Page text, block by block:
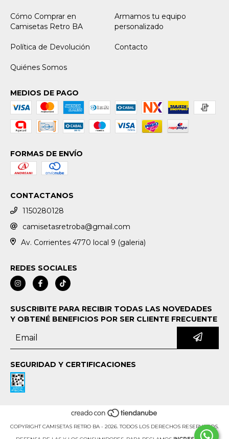
Cómo Comprar en
Camisetas Retro BA
Armamos tu equipo
personalizado
Política de Devolución Contacto
Quiénes Somos
MEDIOS DE PAGO
FORMAS DE ENVÍO
CONTACTANOS
1150280128
camisetasretroba@gmail.com
Av. Corrientes 4770 local 9 (galeria)
REDES SOCIALES
SUSCRIBITE PARA RECIBIR TODAS LAS NOVEDADES
Y OBTENÉ BENEFICIOS POR SER CLIENTE FRECUENTE
SEGURIDAD Y CERTIFICACIONES
COPYRIGHT CAMISETAS RETRO BA - 2026. TODOS LOS DERECHOS RESERVADOS.